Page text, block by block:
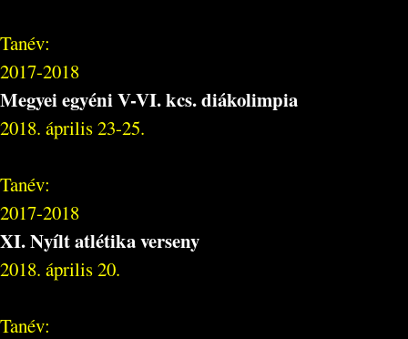
Tanév:
2017-2018
Megyei egyéni V-VI. kcs. diákolimpia
2018. április 23-25.
Tanév:
2017-2018
XI. Nyílt atlétika verseny
2018. április 20.
Tanév: